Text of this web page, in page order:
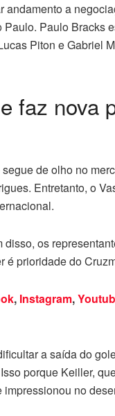
andamento a
Paulo Bracks
Piton e Gabriel
faz nova
de olho no
Entretanto, o
os
é prioridade do
, Instagram,
a saída do
porque Keiller,
impressionou no